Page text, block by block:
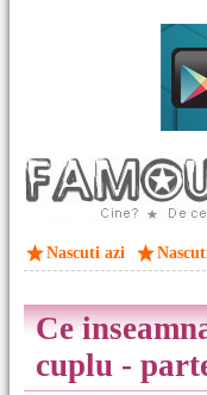
Nascuti azi
Ce
cuplu -